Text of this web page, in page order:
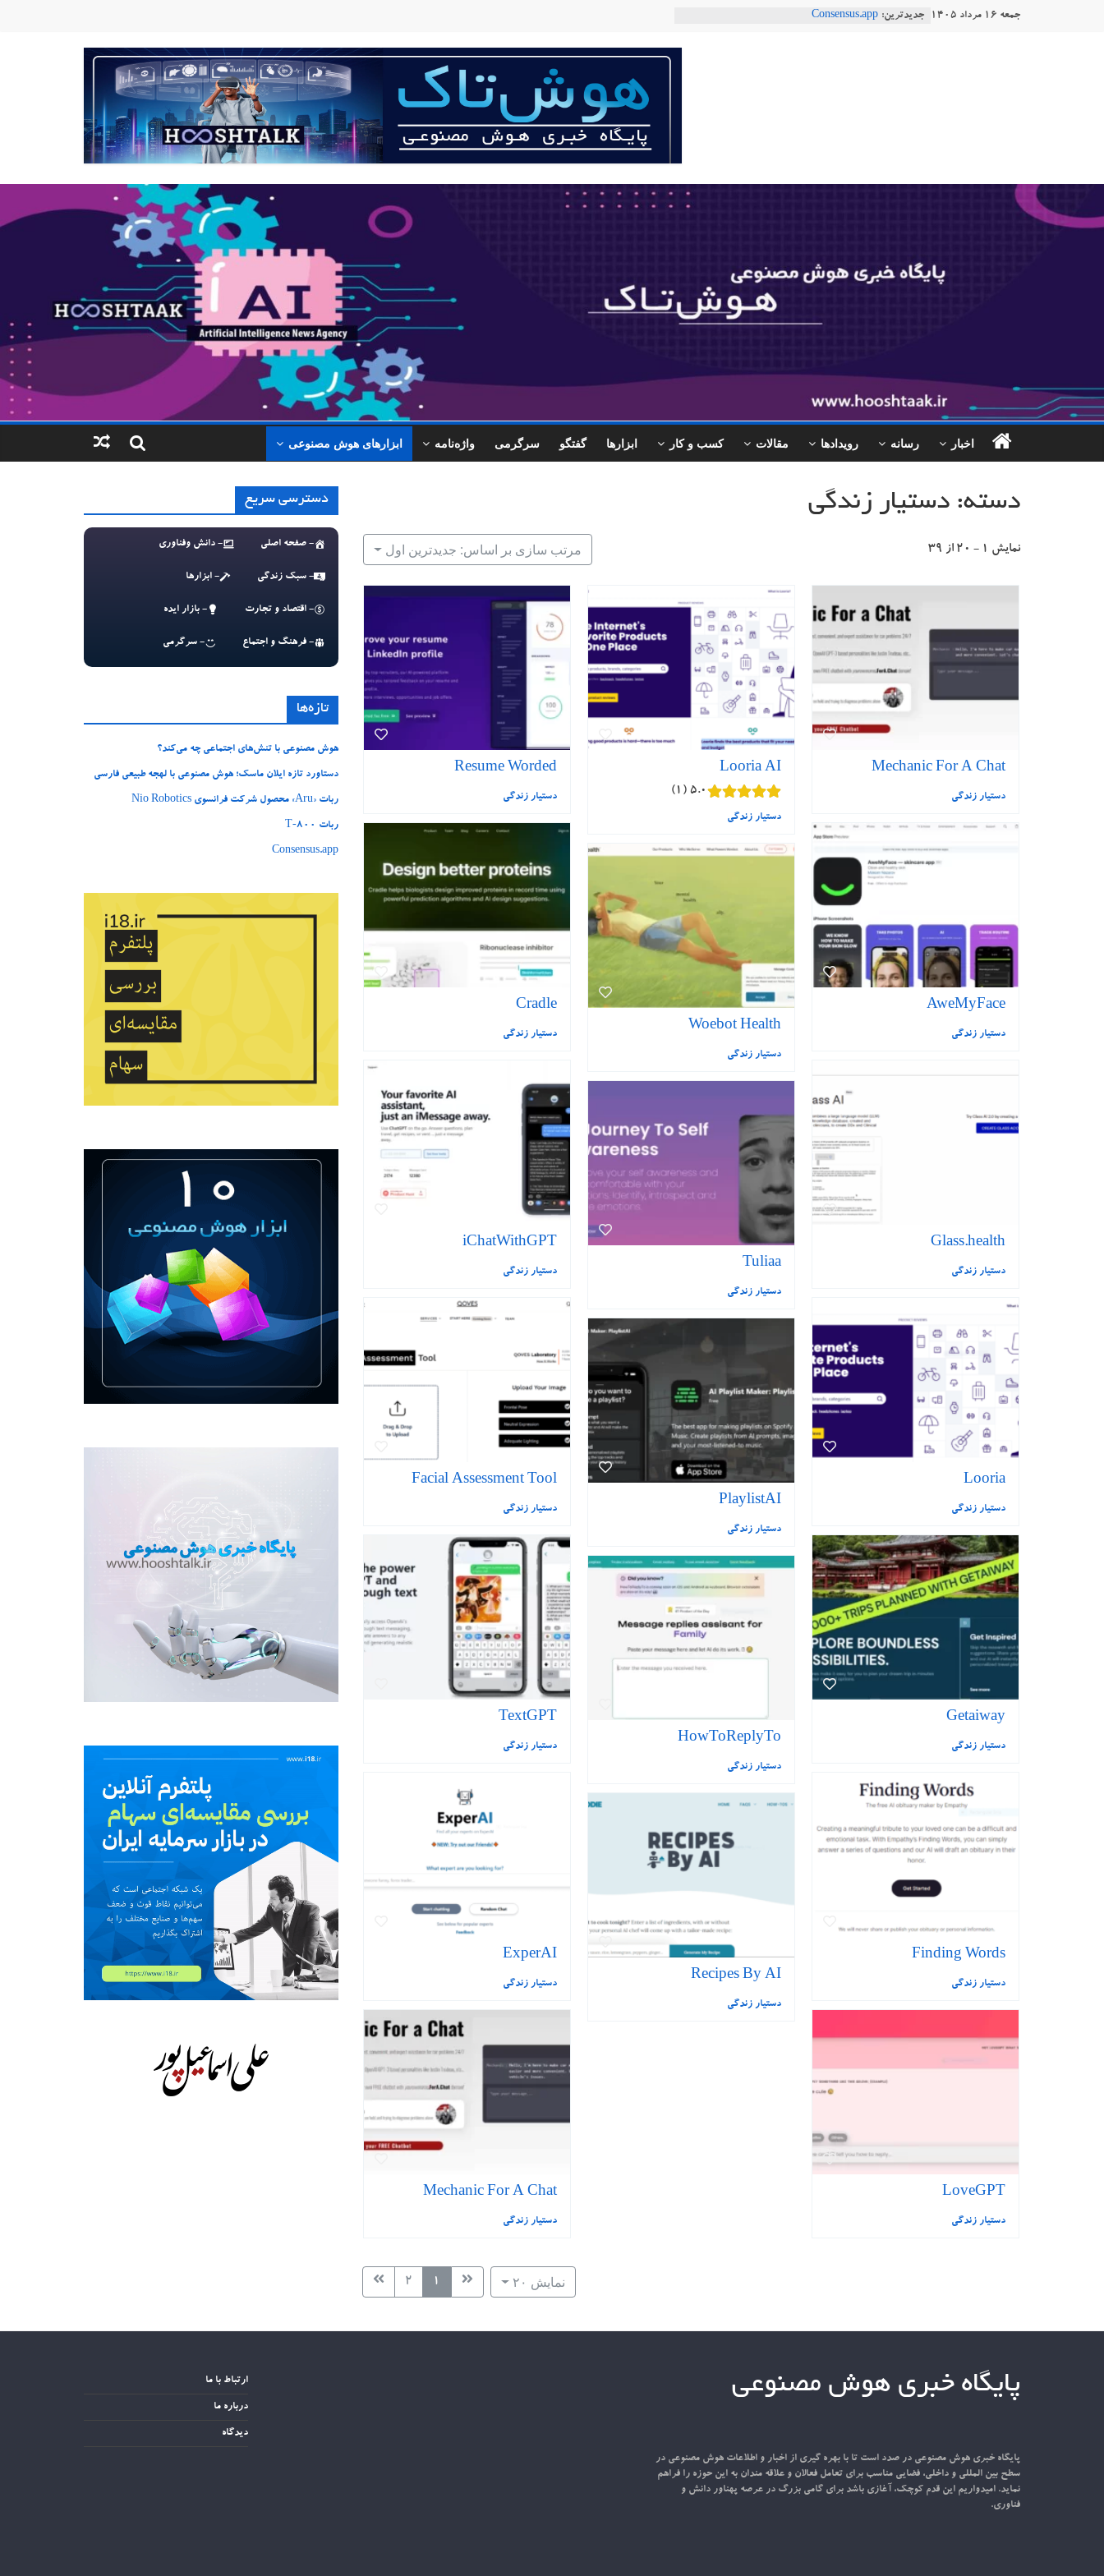
جمعه ۱۶ مرداد ۱۴۰۵ جدیدترین: Consensus.app
خبری
مصنوعی
اخبار رسانه رویدادها مقالات کسب و کار ابزارها گفتگو سرگرمی واژه‌نامه ابزارهای هوش مصنوعی
دسته: دستیار زندگی
نمایش ۱ - ۲۰ از ۳۹ مرتب سازی بر اساس: جدیدترین اول
Resume Worded
دستیار زندگی
Looria AI
۵.۰ ۱
دستیار زندگی
Mechanic For A Chat
دستیار زندگی
Cradle
دستیار زندگی
AweMyFace
دستیار زندگی
Woebot Health
دستیار زندگی
iChatWithGPT
دستیار زندگی
Glass.health
دستیار زندگی
Tuliaa
دستیار زندگی
Facial Assessment Tool
دستیار زندگی
Looria
دستیار زندگی
PlaylistAI
دستیار زندگی
TextGPT
دستیار زندگی
Getaiway
دستیار زندگی
HowToReplyTo
دستیار زندگی
ExperAI
دستیار زندگی
Finding Words
دستیار زندگی
Recipes By AI
دستیار زندگی
Mechanic For A Chat
دستیار زندگی
LoveGPT
دستیار زندگی
نمایش ۲۰ ۱ ۲
دسترسی سریع
- صفحه اصلی - دانش وفناوری
- سبک زندگی - ابزارها
- اقتصاد و تجارت - بازار ایده
- فرهنگ و اجتماع - سرگرمی
تازه‌ها
هوش مصنوعی با تنش‌های اجتماعی چه می‌کند؟
دستاورد تازه ایلان ماسک؛ هوش مصنوعی با لهجه طبیعی فارسی
ربات «Aru» محصول شرکت فرانسوی Nio Robotics
ربات T‑800
Consensus.app
پایگاه خبری هوش مصنوعی
پایگاه خبری هوش مصنوعی در صدد است تا با بهره گیری از اخبار و اطلاعات هوش مصنوعی در
سطح بین المللی و داخلی، فضایی مناسب برای تعامل فعالان و علاقه مندان به این حوزه را فراهم
نماید. امیدواریم این قدم کوچک، آغازی باشد برای گامی بزرگ در عرصه پهناور دانش و
فناوری.
ارتباط با ما
درباره ما
دیدگاه